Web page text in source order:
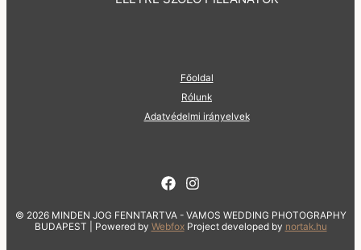
Főoldal
Rólunk
Adatvédelmi irányelvek
© 2026 MINDEN JOG FENNTARTVA - VAMOS WEDDING PHOTOGRAPHY
BUDAPEST | Powered by WebfoxProject developed by nortak.hu